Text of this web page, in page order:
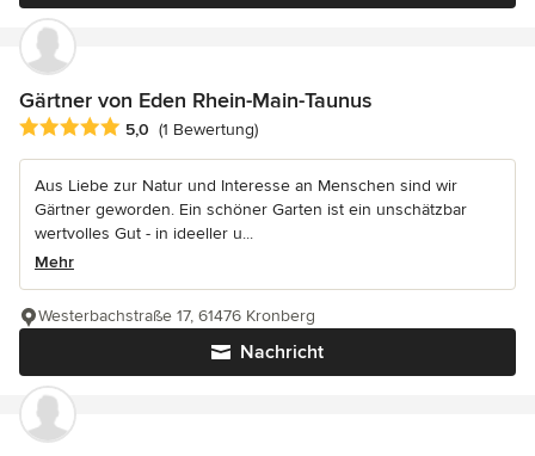
Gärtner von Eden Rhein-Main-Taunus
Durchschnittliche Bewertung: 5 von 5 Sternen
5,0 (1 Bewertung)
Aus Liebe zur Natur und Interesse an Menschen sind wir
Gärtner geworden. Ein schöner Garten ist ein unschätzbar
wertvolles Gut - in ideeller u...
Mehr
Nachricht
Westerbachstraße 17, 61476 Kronberg